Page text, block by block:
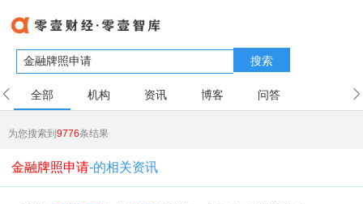
搜索
全部 机构 资讯 博客 问答
为您搜索到9776条结果
金融牌照申请-的相关资讯